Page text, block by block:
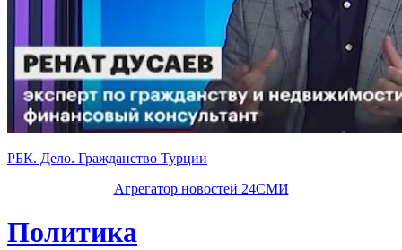
РБК. Дело. Гражданство Турции
Агрегатор новостей 24СМИ
Политика